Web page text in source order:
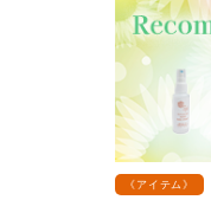
《アイテム》